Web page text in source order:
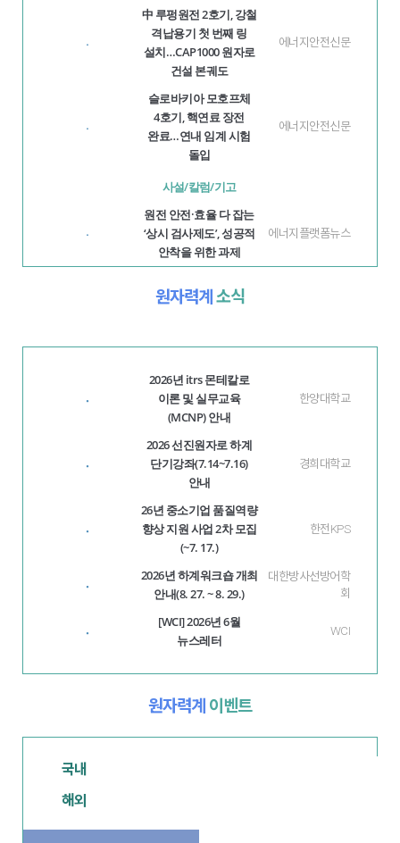
·
中 루펑원전 2호기, 강철
격납용기 첫 번째 링
설치…CAP1000 원자로
건설 본궤도
에너지안전신문
·
슬로바키아 모호프체
4호기, 핵연료 장전
완료…연내 임계 시험
돌입
에너지안전신문
사설/칼럼/기고
·
원전 안전·효율 다 잡는
‘상시 검사제도’, 성공적
안착을 위한 과제
에너지플랫폼뉴스
원자력계소식
·
2026년 itrs 몬테칼로
이론 및 실무교육
(MCNP) 안내
한양대학교
·
2026 선진원자로 하계
단기강좌(7.14~7.16)
안내
경희대학교
·
26년 중소기업 품질역량
향상 지원 사업 2차 모집
(~7. 17.)
한전KPS
·
2026년 하계워크숍 개최
안내(8. 27. ~ 8. 29.)
대한방사선방어학
회
·
[WCI] 2026년 6월
뉴스레터
WCI
원자력계 이벤트
국내
해외